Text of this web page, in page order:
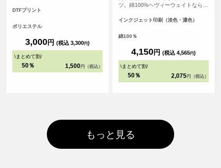
DTFプリント
ポリエステル
3,000円 (税込 3,300円)
\まとめて割/
50％ 1,500 円（税込）
ツ。綿100%ヘヴィーウェイトならで
縮率変化が少ないのも特徴。手軽で
ポロシャツです。
インクジェット印刷（淡色・濃色）
綿100％
4,150円 (税込 4,565円)
\まとめて割/
50％ 2,075 円（税込）
もっと見る